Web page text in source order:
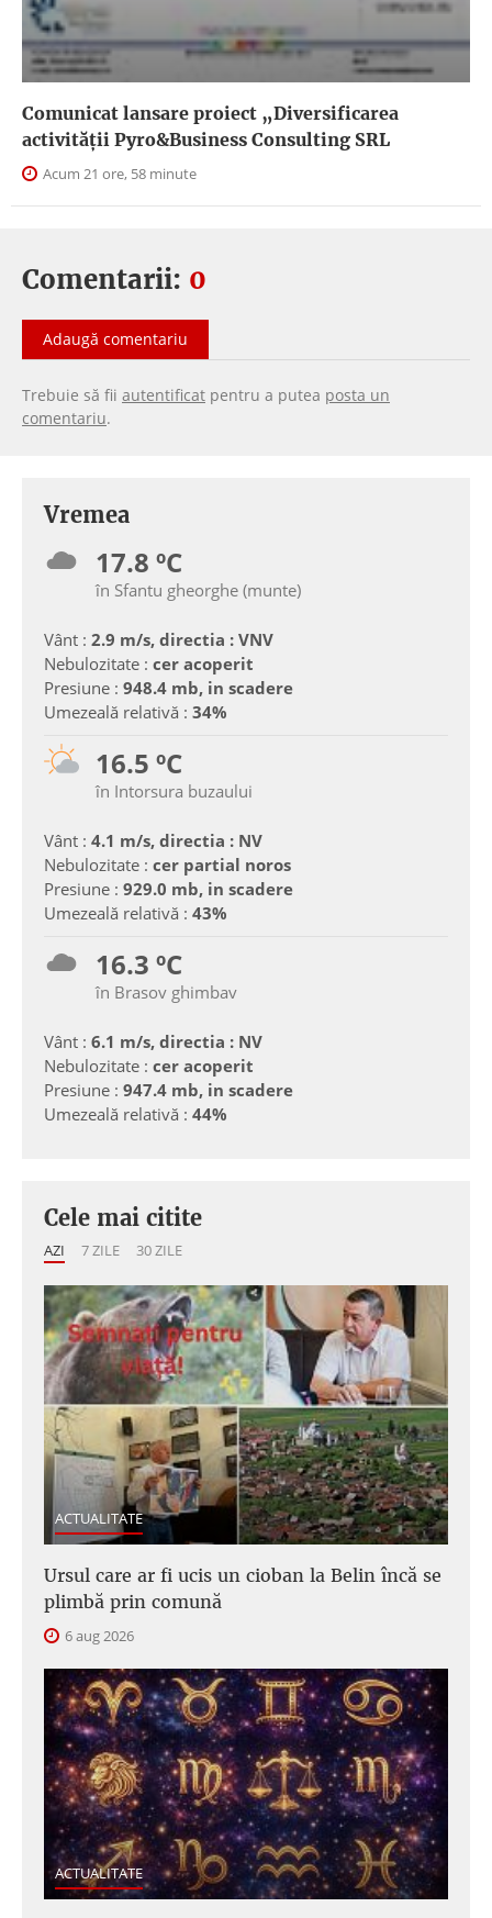
Comunicat lansare proiect „Diversificarea
activității Pyro&Business Consulting SRL
Acum 21 ore, 58 minute
Comentarii: 0
Adaugă comentariu
Trebuie să fii autentificat pentru a putea posta un
comentariu.
Vremea
17.8 ºC
în Sfantu gheorghe (munte)
Vânt : 2.9 m/s, directia : VNV
Nebulozitate : cer acoperit
Presiune : 948.4 mb, in scadere
Umezeală relativă : 34%
16.5 ºC
în Intorsura buzaului
Vânt : 4.1 m/s, directia : NV
Nebulozitate : cer partial noros
Presiune : 929.0 mb, in scadere
Umezeală relativă : 43%
16.3 ºC
în Brasov ghimbav
Vânt : 6.1 m/s, directia : NV
Nebulozitate : cer acoperit
Presiune : 947.4 mb, in scadere
Umezeală relativă : 44%
Cele mai citite
AZI 7 ZILE 30 ZILE
ACTUALITATE
Ursul care ar fi ucis un cioban la Belin încă se
plimbă prin comună
6 aug 2026
ACTUALITATE